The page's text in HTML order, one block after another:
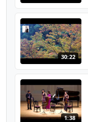
30:22
1:38